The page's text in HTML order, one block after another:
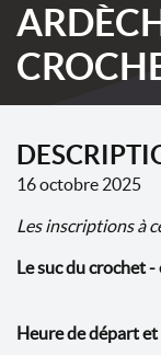
16 octobre 2025
Les inscriptions à
Le suc du crochet-
Heure de départ